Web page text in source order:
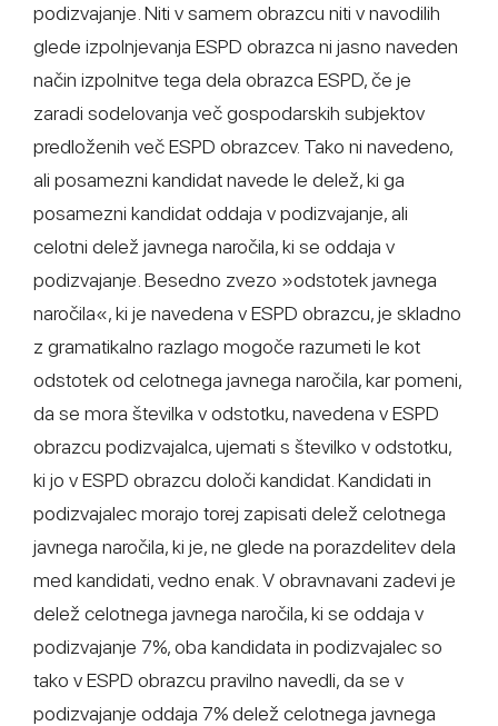
podizvajanje. Niti v samem obrazcu niti v navodilih
glede izpolnjevanja ESPD obrazca ni jasno naveden
način izpolnitve tega dela obrazca ESPD, če je
zaradi sodelovanja več gospodarskih subjektov
predloženih več ESPD obrazcev. Tako ni navedeno,
ali posamezni kandidat navede le delež, ki ga
posamezni kandidat oddaja v podizvajanje, ali
celotni delež javnega naročila, ki se oddaja v
podizvajanje. Besedno zvezo »odstotek javnega
naročila«, ki je navedena v ESPD obrazcu, je skladno
z gramatikalno razlago mogoče razumeti le kot
odstotek od celotnega javnega naročila, kar pomeni,
da se mora številka v odstotku, navedena v ESPD
obrazcu podizvajalca, ujemati s številko v odstotku,
ki jo v ESPD obrazcu določi kandidat. Kandidati in
podizvajalec morajo torej zapisati delež celotnega
javnega naročila, ki je, ne glede na porazdelitev dela
med kandidati, vedno enak. V obravnavani zadevi je
delež celotnega javnega naročila, ki se oddaja v
podizvajanje 7%, oba kandidata in podizvajalec so
tako v ESPD obrazcu pravilno navedli, da se v
podizvajanje oddaja 7% delež celotnega javnega